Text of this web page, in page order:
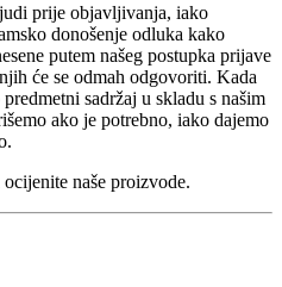
prije objavljivanja, iako
donošenje odluka kako
putem našeg postupka prijave
će se odmah odgovoriti. Kada
sadržaj u skladu s našim
ako je potrebno, iako dajemo
naše proizvode.